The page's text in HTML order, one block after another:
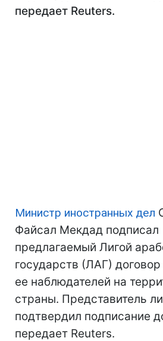
передает Reuters.
Министр иностранных дел
Файсал Мекдад подписал
предлагаемый Лигой
государств (ЛАГ)
ее наблюдателей на
страны. Представитель
подтвердил подписание
передает Reuters.